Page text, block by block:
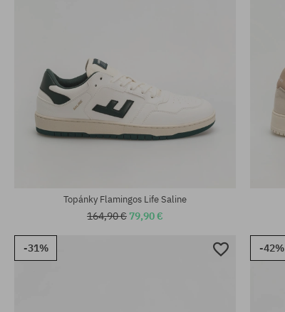
Topánky Flamingos Life Saline
164,90 € 79,90 €
-31% -42%